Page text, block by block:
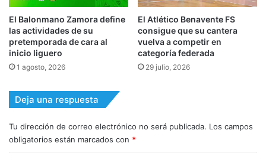
El Balonmano Zamora define
las actividades de su
pretemporada de cara al
inicio liguero
1 agosto, 2026
El Atlético Benavente FS
consigue que su cantera
vuelva a competir en
categoría federada
29 julio, 2026
Deja una respuesta
Tu dirección de correo electrónico no será publicada. Los campos
obligatorios están marcados con *